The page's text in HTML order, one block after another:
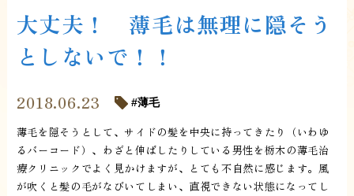
大丈夫！ 薄毛は無理に隠そう
としないで！！
2018.06.23 薄毛
薄毛を隠そうとして、サイドの髪を中央に持ってきたり（いわゆ
るバーコード）、わざと伸ばしたりしている男性を栃木の薄毛治
療クリニックでよく見かけますが、とても不自然に感じます。風
が吹くと髪の毛がなびいてしまい、直視できない状態になってし